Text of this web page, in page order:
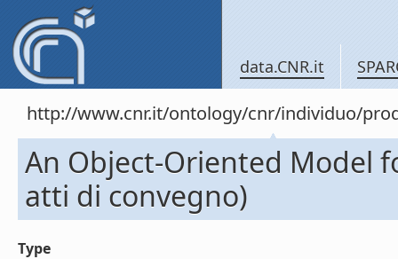
data.CNR.it
http://www.cnr.it/ontology/cnr/individuo/
An Object-Oriented Model
atti di convegno)
Type